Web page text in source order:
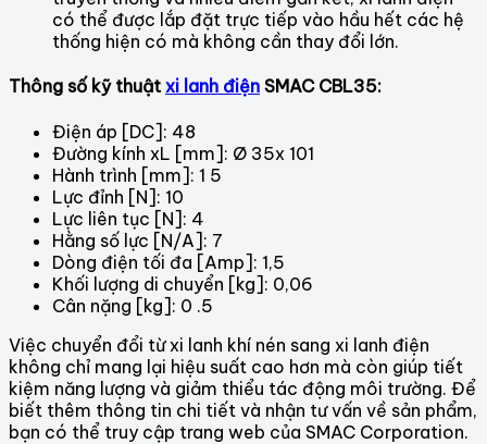
có thể được lắp đặt trực tiếp vào hầu hết các hệ
thống hiện có mà không cần thay đổi lớn.
Thông số kỹ thuật xi lanh điện SMAC CBL35:
Điện áp [DC]: 48
Đường kính xL [mm]: Ø 35x 101
Hành trình [mm]: 1 5
Lực đỉnh [N]: 10
Lực liên tục [N]: 4
Hằng số lực [N/A]: 7
Dòng điện tối đa [Amp]: 1,5
Khối lượng di chuyển [kg]: 0,06
Cân nặng [kg]: 0 .5
Việc chuyển đổi từ xi lanh khí nén sang xi lanh điện
không chỉ mang lại hiệu suất cao hơn mà còn giúp tiết
kiệm năng lượng và giảm thiểu tác động môi trường. Để
biết thêm thông tin chi tiết và nhận tư vấn về sản phẩm,
bạn có thể truy cập trang web của SMAC Corporation.